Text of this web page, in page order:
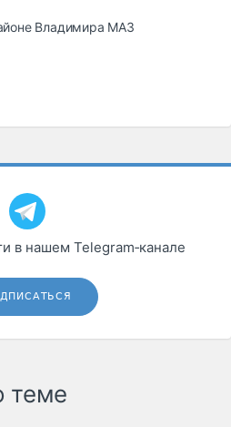
Владимира МАЗ
в нашем Telegram‑канале
теме